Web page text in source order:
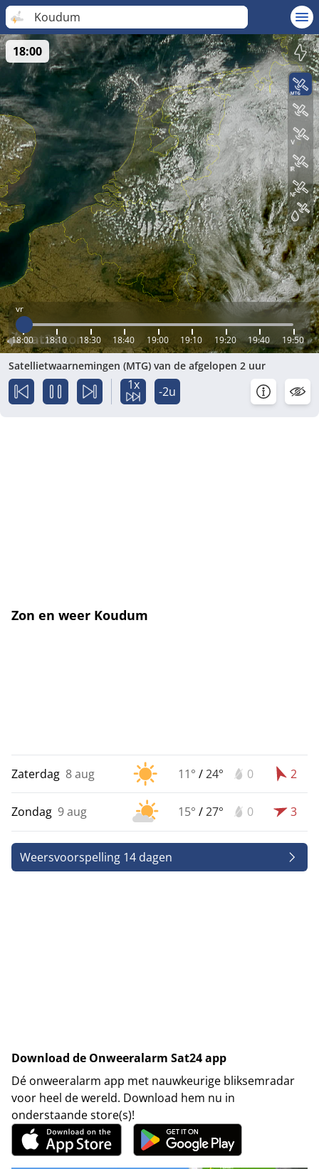
Koudum
vr
18:00 18:10 18:30 18:40 19:00 19:10 19:20 19:40 19:50
18:00
Satellietwaarnemingen (MTG) van de afgelopen 2 uur
1x -2u
Zon en weer Koudum
Zaterdag 8 aug 11° /24° 0 2
Zondag 9 aug 15° /27° 0 3
Weersvoorspelling 14 dagen
Download de Onweeralarm Sat24 app
Dé onweeralarm app met nauwkeurige bliksemradar
voor heel de wereld. Download hem nu in
onderstaande store(s)!